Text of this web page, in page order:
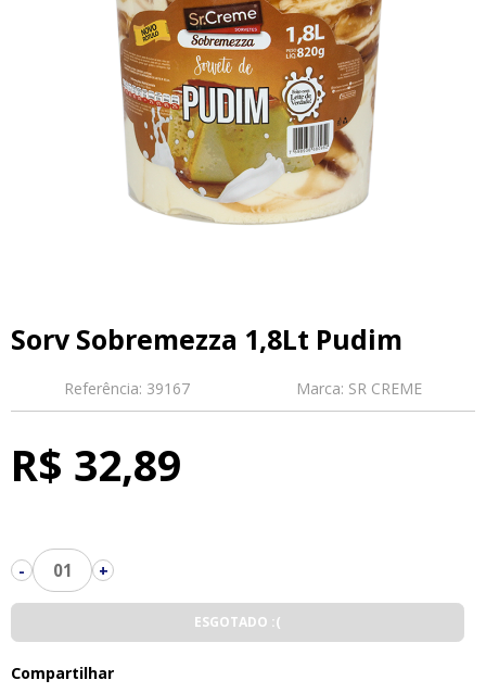
Sorv Sobremezza 1,8Lt Pudim
Referência: 39167 Marca: SR CREME
R$ 32,89
- 01 +
ESGOTADO :(
Compartilhar